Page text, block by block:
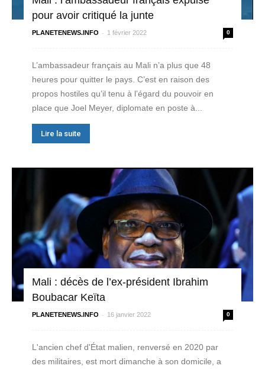
pour avoir critiqué la junte
PLANETENEWS.INFO - 1 février 2022 0
L’ambassadeur français au Mali n’a plus que 48
heures pour quitter le pays. C’est en raison des
propos hostiles qu’il tenu à l’égard du pouvoir en
place que Joel Meyer, diplomate en poste à...
Lire la suite
Mali : décès de l’ex-président Ibrahim
Boubacar Keïta
PLANETENEWS.INFO - 16 janvier 2022 0
L'ancien chef d'État malien, renversé en 2020 par
des militaires, est mort dimanche à son domicile, a